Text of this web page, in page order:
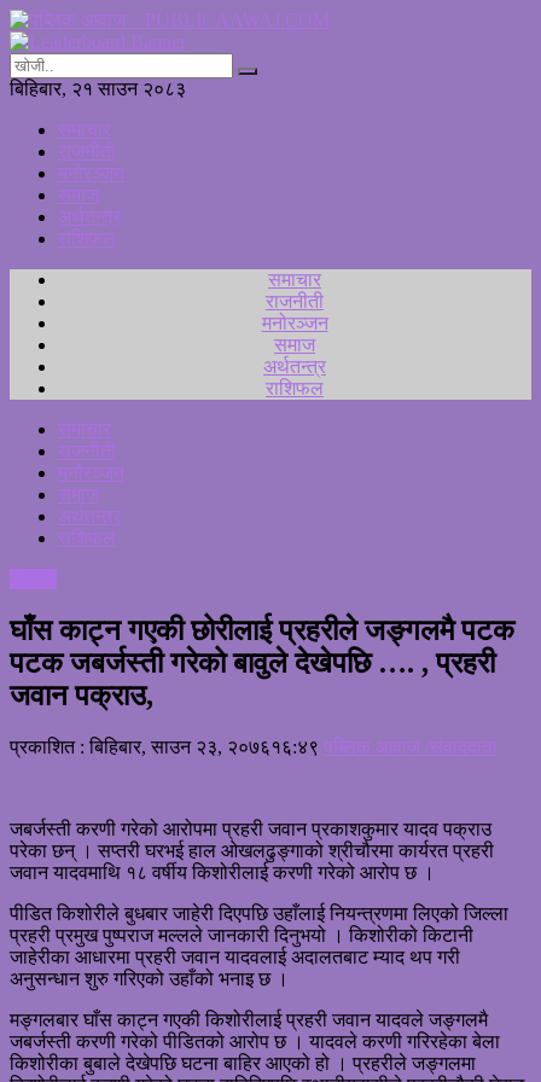
बिहिबार, २१ साउन २०८३
समाचार
राजनीती
मनोरञ्जन
समाज
अर्थतन्त्र
राशिफल
समाचार
राजनीती
मनोरञ्जन
समाज
अर्थतन्त्र
राशिफल
समाचार
राजनीती
मनोरञ्जन
समाज
अर्थतन्त्र
राशिफल
घाँस काट्न गएकी छोरीलाई प्रहरीले जङ्गलमै पटक
पटक जबर्जस्ती गरेको बावुले देखेपछि …. , प्रहरी
जवान पक्राउ,
प्रकाशित : बिहिबार, साउन २३, २०७६१६:४९ पब्लिक आवाज /संवाददाता
जबर्जस्ती करणी गरेको आरोपमा प्रहरी जवान प्रकाशकुमार यादव पक्राउ
परेका छन् । सप्तरी घरभई हाल ओखलढुङ्गाको श्रीचौरमा कार्यरत प्रहरी
जवान यादवमाथि १८ वर्षीय किशोरीलाई करणी गरेको आरोप छ ।
पीडित किशोरीले बुधबार जाहेरी दिएपछि उहाँलाई नियन्त्रणमा लिएको जिल्ला
प्रहरी प्रमुख पुष्पराज मल्लले जानकारी दिनुभयो । किशोरीको किटानी
जाहेरीका आधारमा प्रहरी जवान यादवलाई अदालतबाट म्याद थप गरी
अनुसन्धान शुरु गरिएको उहाँको भनाइ छ ।
मङ्गलबार घाँस काट्न गएकी किशोरीलाई प्रहरी जवान यादवले जङ्गलमै
जबर्जस्ती करणी गरेको पीडितको आरोप छ । यादवले करणी गरिरहेका बेला
किशोरीका बुबाले देखेपछि घटना बाहिर आएको हो । प्रहरीले जङ्गलमा